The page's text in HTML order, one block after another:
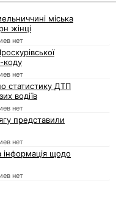
міська
жінці
нет
коду
нет
статистику ДТП
водіїв
нет
представили
нет
щодо
нет